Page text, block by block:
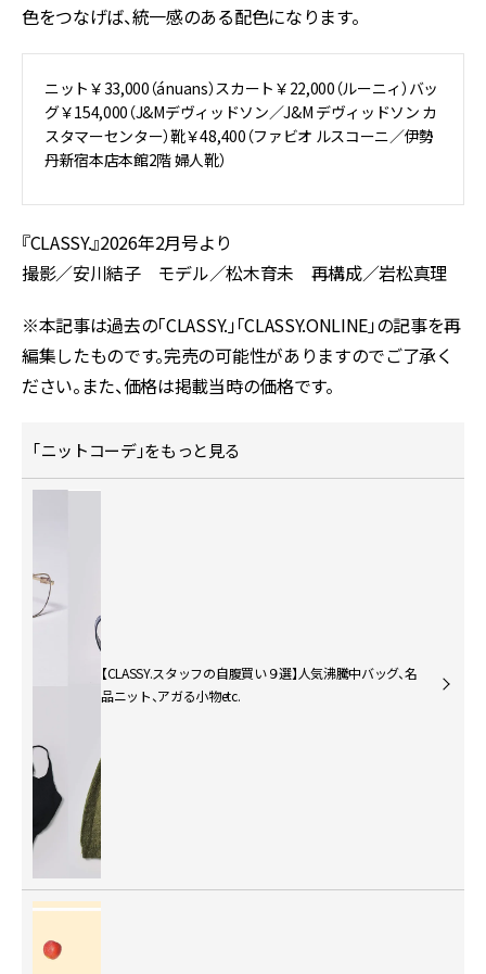
色をつなげば、統一感のある配色になります。
ニット￥33,000（ánuans）スカート￥22,000（ルーニィ）バッ
グ￥154,000（J&Mデヴィッドソン／J&M デヴィッドソン カ
スタマーセンター）靴￥48,400（ファビオ ルスコーニ／伊勢
丹新宿本店本館2階 婦人靴）
『CLASSY.』2026年2月号より
撮影／安川結子モデル／松木育未 再構成／岩松真理
※本記事は過去の「CLASSY.」「CLASSY.ONLINE」の記事を再
編集したものです。完売の可能性がありますのでご了承く
ださい。また、価格は掲載当時の価格です。
「ニットコーデ」をもっと見る
【CLASSY.スタッフの自腹買い９選】人気沸騰中バッグ、名
品ニット、アガる小物etc.